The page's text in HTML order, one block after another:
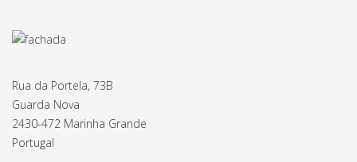
Rua da Portela, 73B
Guarda Nova
2430-472 Marinha Grande
Portugal